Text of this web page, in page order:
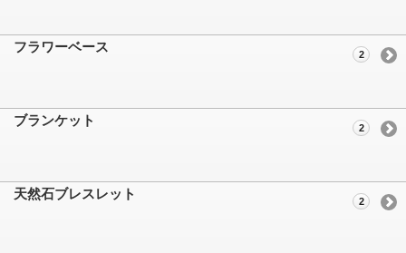
フラワーベース 2
ブランケット 2
天然石ブレスレット 2